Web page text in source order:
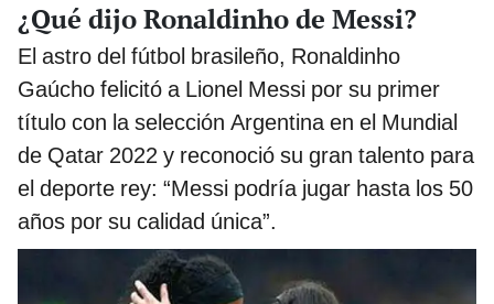
¿Qué dijo Ronaldinho de Messi?
El astro del fútbol brasileño, Ronaldinho
Gaúcho felicitó a Lionel Messi por su primer
título con la selección Argentina en el Mundial
de Qatar 2022 y reconoció su gran talento para
el deporte rey: “Messi podría jugar hasta los 50
años por su calidad única”.